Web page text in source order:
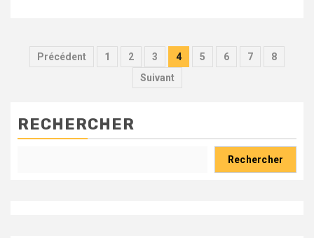
Pagination
Précédent 1 2 3 4 5 6 7
8
Suivant
RECHERCHER
Rechercher